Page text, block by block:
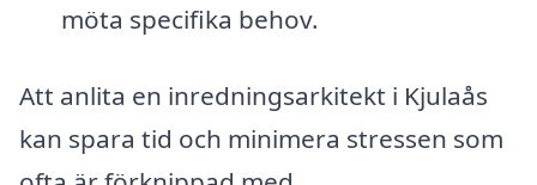
möta specifika behov.
Att anlita en inredningsarkitekt i Kjulaås
kan spara tid och minimera stressen som